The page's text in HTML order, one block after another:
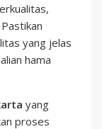
yang jelas
hama
yang
proses